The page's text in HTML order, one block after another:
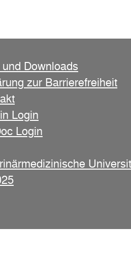
Downloads
zur Barrierefreiheit
Login
Login